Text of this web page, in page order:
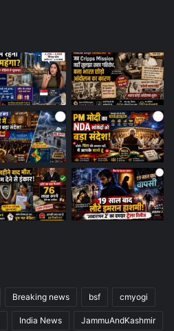
Breaking news bsf cmyogi
India News JammuAndKashmir